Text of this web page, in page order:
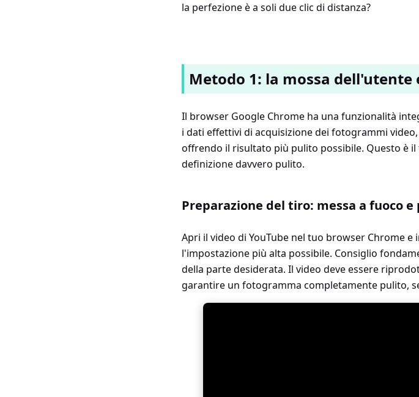
la perfezione è a soli due clic di distanza?
Metodo 1: la mossa dell'utente
Il browser Google Chrome ha una funzionalità
i dati effettivi di acquisizione dei fotogrammi
offrendo il risultato più pulito possibile. Questo è
definizione davvero pulito.
Preparazione del tiro: messa a fuoco e
Apri il video di YouTube nel tuo browser Chrome
l'impostazione più alta possibile. Consiglio
della parte desiderata. Il video deve essere
garantire un fotogramma completamente pulito,